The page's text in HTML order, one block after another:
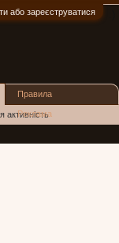
або зареєструватися
активність
Правила
Реклама